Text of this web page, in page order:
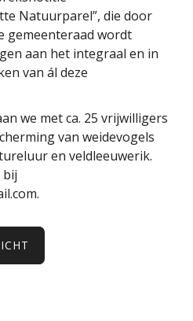
Natuurparel”, die door
gemeenteraad wordt
aan het integraal en in
van ál deze
we met ca. 25 vrijwilligers
van weidevogels
en veldleeuwerik.
bij